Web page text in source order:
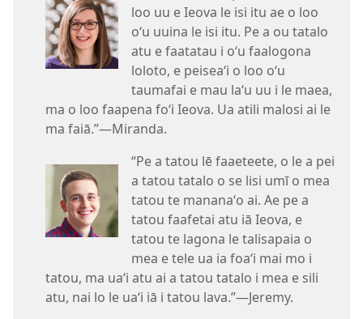
loo uu e Ieova le isi itu ae o loo
oʻu uuina le isi itu. Pe a ou tatalo
atu e faatatau i oʻu faalogona
loloto, e peiseaʻi o loo oʻu
taumafai e mau laʻu uu i le maea,
ma o loo faapena foʻi Ieova. Ua atili malosi ai le
ma faiā.”​—Miranda.
“Pe a tatou lē faaeteete, o le a pei
a tatou tatalo o se lisi umī o mea
tatou te mananaʻo ai. Ae pe a
tatou faafetai atu iā Ieova, e
tatou te lagona le talisapaia o
mea e tele ua ia foaʻi mai mo i
tatou, ma uaʻi atu ai a tatou tatalo i mea e sili
atu, nai lo le uaʻi iā i tatou lava.”​—Jeremy.